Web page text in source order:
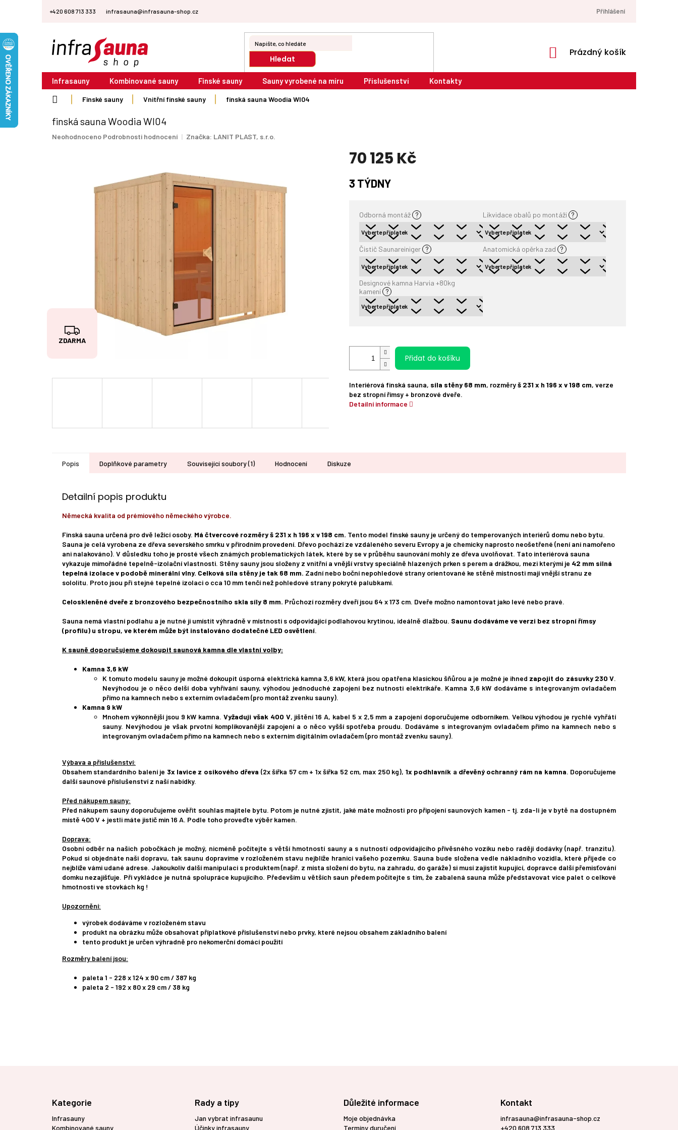
+420 608 713 333 infrasauna@infrasauna-shop.cz Přihlášení
Hledat
NÁKUPNÍ
Prázdný košík
Infrasauny Kombinované sauny Finské sauny Sauny vyrobené na míru Příslušenství Kontakty
Finské sauny Vnitřní finské sauny finská sauna Woodia WI04
finská sauna Woodia WI04
Průměrné
Neohodnoceno Podrobnosti hodnocení Značka: LANIT PLAST, s.r.o.
Z
D
R
ZDARMA
70 125 Kč
Měrná
cena:
3 TÝDNY
Odborná montáž ? Likvidace obalů po montáži ?
Čistič Saunareiniger ? Anatomická opěrka zad ?
Designové kamna Harvia +80kg
kamení ?
Přidat do košíku
Interiérová finská sauna, síla stěny 68 mm, rozměryš 231 x h 196 x v 198 cm, verze
bez stropní římsy + bronzové dveře.
Detailní informace
Popis Doplňkové parametry Související soubory (1) Hodnocení Diskuze
Detailní popis produktu
Německá kvalita od prémiového německého výrobce.
Finská sauna určená pro dvě ležící osoby. Má čtvercové rozměry š 231 x h 196 x v 198 cm. Tento model finské sauny je určený do temperovaných interiérů domu nebo bytu.
Sauna je celá vyrobena ze dřeva severského smrku v přírodním provedení. Dřevo pochází ze vzdáleného severu Evropy a je chemicky naprosto neošetřené (není ani namořeno
ani nalakováno). V důsledku toho je prosté všech známých problematických látek, které by se v průběhu saunování mohly ze dřeva uvolňovat. Tato interiérová sauna
vykazuje mimořádné tepelně-izolační vlastnosti. Stěny sauny jsou složeny z vnitřní a vnější vrstvy speciálně hlazených prken s perem a drážkou, mezi kterými je 42 mm silná
tepelná izolace v podobě minerální vlny. Celková síla stěny je tak 68 mm. Zadní nebo boční nepohledové strany orientované ke stěně místnosti mají vnější stranu ze
sololitu. Proto jsou při stejné tepelné izolaci o cca 10 mm tenčí než pohledové strany pokryté palubkami.
Celoskleněné dveře z bronzového bezpečnostního skla síly 8 mm. Průchozí rozměry dveří jsou 64 x 173 cm. Dveře možno namontovat jako levé nebo pravé.
Sauna nemá vlastní podlahu a je nutné ji umístit výhradně v místnosti s odpovídající podlahovou krytinou, ideálně dlažbou. Saunu dodáváme ve verzi bez stropní římsy
(profilu) u stropu, ve kterém může být instalováno dodatečné LED osvětlení.
K sauně doporučujeme dokoupit saunová kamna dle vlastní volby:
Kamna 3,6 kW
K tomuto modelu sauny je možné dokoupit úsporná elektrická kamna 3,6 kW, která jsou opatřena klasickou šňůrou a je možné je ihned zapojit do zásuvky 230 V.
Nevýhodou je o něco delší doba vyhřívání sauny, výhodou jednoduché zapojení bez nutnosti elektrikáře. Kamna 3,6 kW dodáváme s integrovaným ovladačem
přímo na kamnech nebo s externím ovladačem (pro montáž zvenku sauny).
Kamna 9 kW
Mnohem výkonnější jsou 9 kW kamna.Vyžaduji však 400 V, jištění 16 A, kabel 5 x 2,5 mm a zapojení doporučujeme odborníkem. Velkou výhodou je rychlé vyhřátí
sauny. Nevýhodou je však prvotní komplikovanější zapojení a o něco vyšší spotřeba proudu. Dodáváme s integrovaným ovladačem přímo na kamnech nebo s
integrovaným ovladačem přímo na kamnech nebo s externím digitálním ovladačem (pro montáž zvenku sauny).
Výbava a příslušenství:
Obsahem standardního balení je 3x lavice z osikového dřeva (2x šířka 57 cm + 1x šířka 52 cm, max 250 kg), 1x podhlavník a dřevěný ochranný rám na kamna. Doporučujeme
další saunové příslušenství z naší nabídky.
Před nákupem sauny:
Před nákupem sauny doporučujeme ověřit souhlas majitele bytu. Potom je nutné zjistit, jaké máte možnosti pro připojení saunových kamen - tj. zda-li je v bytě na dostupném
místě 400 V + jestli máte jistič min 16 A. Podle toho proveďte výběr kamen.
Doprava:
Osobní odběr na našich pobočkách je možný, nicméně počítejte s větší hmotností sauny a s nutností odpovídajícího přívěsného vozíku nebo raději dodávky (např. tranzitu).
Pokud si objednáte naši dopravu, tak saunu dopravíme v rozloženém stavu nejblíže hranici vašeho pozemku. Sauna bude složena vedle nákladního vozidla, které přijede co
nejblíže vámi udané adrese. Jakoukoliv další manipulaci s produktem (např. z místa složení do bytu, na zahradu, do garáže) si musí zajistit kupující, dopravce další přemisťování
domku nezajišťuje. Při vykládce je nutná spolupráce kupujícího. Především u větších saun předem počítejte s tím, že zabalená sauna může představovat více palet o celkové
hmotnosti ve stovkách kg !
Upozornění:
výrobek dodáváme v rozloženém stavu
produkt na obrázku může obsahovat příplatkové příslušenství nebo prvky, které nejsou obsahem základního balení
tento produkt je určen výhradně pro nekomerční domácí použití
Rozměry balení jsou:
paleta 1 - 228 x 124 x 90 cm / 387 kg
paleta 2 - 192 x 80 x 29 cm / 38 kg
Kategorie
Infrasauny
Kombinované sauny
Rady a tipy
Jan vybrat infrasaunu
Účinky infrasauny
Důležité informace
Moje objednávka
Termíny duručení
Kontakt
infrasauna@infrasauna-shop.cz
+420 608 713 333